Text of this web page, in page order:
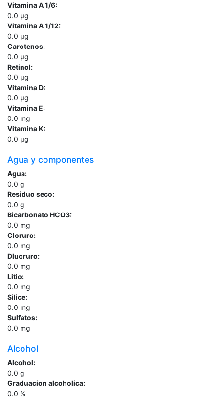
Vitamina A 1/6:
0.0 µg
Vitamina A 1/12:
0.0 µg
Carotenos:
0.0 µg
Retinol:
0.0 µg
Vitamina D:
0.0 µg
Vitamina E:
0.0 mg
Vitamina K:
0.0 µg
Agua y componentes
Agua:
0.0 g
Residuo seco:
0.0 g
Bicarbonato HCO3:
0.0 mg
Cloruro:
0.0 mg
Dluoruro:
0.0 mg
Litio:
0.0 mg
Silice:
0.0 mg
Sulfatos:
0.0 mg
Alcohol
Alcohol:
0.0 g
Graduacion alcoholica:
0.0 %